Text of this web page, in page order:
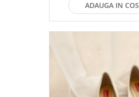
ADAUGA IN COS